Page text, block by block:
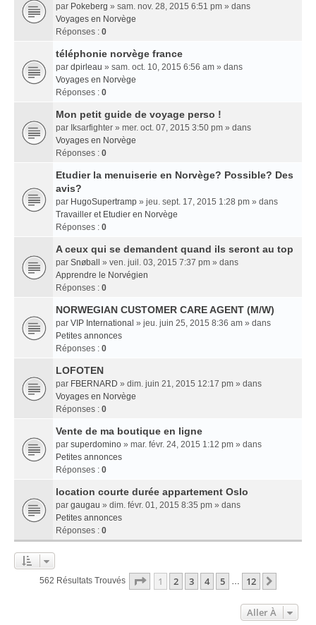
par Pokeberg » sam. nov. 28, 2015 6:51 pm » dans
Voyages en Norvège
Réponses : 0
téléphonie norvège france
par dpirleau » sam. oct. 10, 2015 6:56 am » dans
Voyages en Norvège
Réponses : 0
Mon petit guide de voyage perso !
par Iksarfighter » mer. oct. 07, 2015 3:50 pm » dans
Voyages en Norvège
Réponses : 0
Etudier la menuiserie en Norvège? Possible? Des
avis?
par HugoSupertramp » jeu. sept. 17, 2015 1:28 pm » dans
Travailler et Etudier en Norvège
Réponses : 0
A ceux qui se demandent quand ils seront au top
par Snøball
» ven. juil. 03, 2015 7:37 pm » dans
Apprendre le Norvégien
Réponses : 0
NORWEGIAN CUSTOMER CARE AGENT (M/W)
par VIP International » jeu. juin 25, 2015 8:36 am » dans
Petites annonces
Réponses : 0
LOFOTEN
par FBERNARD » dim. juin 21, 2015 12:17 pm » dans
Voyages en Norvège
Réponses : 0
Vente de ma boutique en ligne
par superdomino » mar. févr. 24, 2015 1:12 pm » dans
Petites annonces
Réponses : 0
location courte durée appartement Oslo
par gaugau » dim. févr. 01, 2015 8:35 pm » dans
Petites annonces
Réponses : 0
562 Résultats Trouvés Page 1Sur
1 2 3 4 5 … 12
Aller À